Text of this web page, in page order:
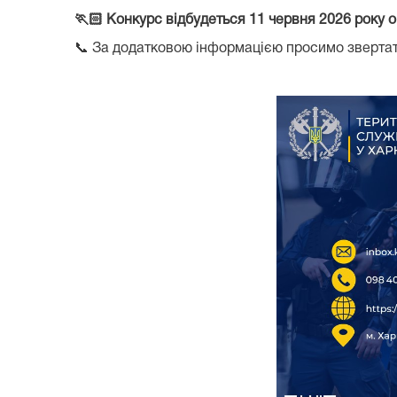
🏃🏻 Конкурс відбудеться 11 червня 2026 року
📞 За додатковою інформацією просимо